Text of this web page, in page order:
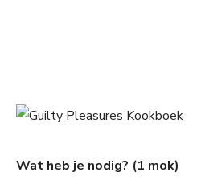
Wat heb je nodig? (1 mok)